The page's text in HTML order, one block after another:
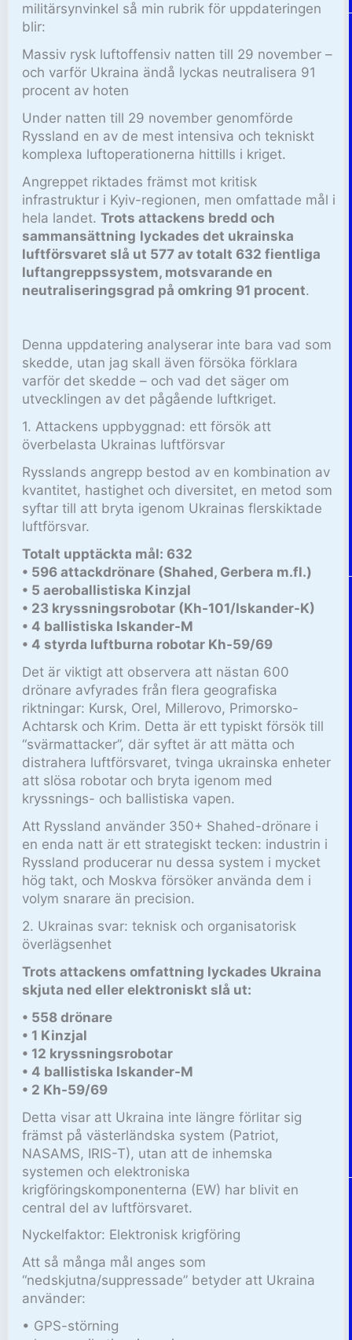
militärsynvinkel så min rubrik för uppdateringen
blir:
Massiv rysk luftoffensiv natten till 29 november –
och varför Ukraina ändå lyckas neutralisera 91
procent av hoten
Under natten till 29 november genomförde
Ryssland en av de mest intensiva och tekniskt
komplexa luftoperationerna hittills i kriget.
Angreppet riktades främst mot kritisk
infrastruktur i Kyiv-regionen, men omfattade mål i
hela landet.Trots attackens bredd och
sammansättning lyckades det ukrainska
luftförsvaret slå ut 577 av totalt 632 fientliga
luftangreppssystem, motsvarande en
neutraliseringsgrad på omkring 91 procent.
Denna uppdatering analyserar inte bara vad som
skedde, utan jag skall även försöka förklara
varför det skedde – och vad det säger om
utvecklingen av det pågående luftkriget.
1. Attackens uppbyggnad: ett försök att
överbelasta Ukrainas luftförsvar
Rysslands angrepp bestod av en kombination av
kvantitet, hastighet och diversitet, en metod som
syftar till att bryta igenom Ukrainas flerskiktade
luftförsvar.
Totalt upptäckta mål: 632
• 596 attackdrönare (Shahed, Gerbera m.fl.)
• 5 aeroballistiska Kinzjal
• 23 kryssningsrobotar (Kh-101/Iskander-K)
• 4 ballistiska Iskander-M
• 4 styrda luftburna robotar Kh-59/69
Det är viktigt att observera att nästan 600
drönare avfyrades från flera geografiska
riktningar: Kursk, Orel, Millerovo, Primorsko-
Achtarsk och Krim. Detta är ett typiskt försök till
“svärmattacker”, där syftet är att mätta och
distrahera luftförsvaret, tvinga ukrainska enheter
att slösa robotar och bryta igenom med
kryssnings- och ballistiska vapen.
Att Ryssland använder 350+ Shahed-drönare i
en enda natt är ett strategiskt tecken: industrin i
Ryssland producerar nu dessa system i mycket
hög takt, och Moskva försöker använda dem i
volym snarare än precision.
2. Ukrainas svar: teknisk och organisatorisk
överlägsenhet
Trots attackens omfattning lyckades Ukraina
skjuta ned eller elektroniskt slå ut:
• 558 drönare
• 1 Kinzjal
• 12 kryssningsrobotar
• 4 ballistiska Iskander-M
• 2 Kh-59/69
Detta visar att Ukraina inte längre förlitar sig
främst på västerländska system (Patriot,
NASAMS, IRIS-T), utan att de inhemska
systemen och elektroniska
krigföringskomponenterna (EW) har blivit en
central del av luftförsvaret.
Nyckelfaktor: Elektronisk krigföring
Att så många mål anges som
“nedskjutna/suppressade” betyder att Ukraina
använder:
• GPS-störning